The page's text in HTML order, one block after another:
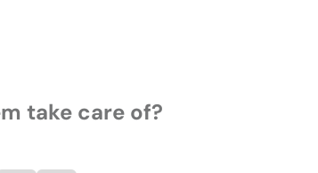
take care of?